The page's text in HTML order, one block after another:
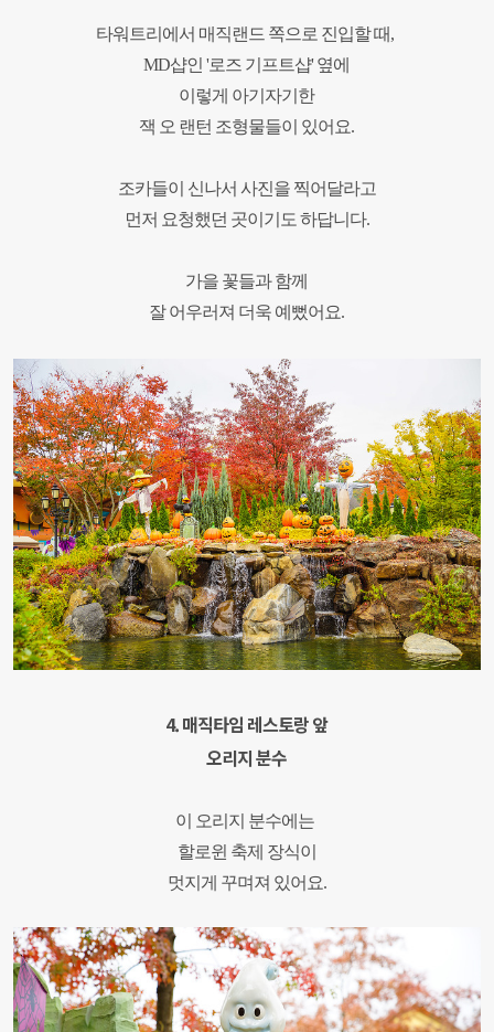
타워트리에서 매직랜드 쪽으로 진입할 때,
MD샵인 '로즈 기프트샵' 옆에
이렇게 아기자기한
잭 오 랜턴 조형물들이 있어요.
조카들이 신나서 사진을 찍어달라고
먼저 요청했던 곳이기도 하답니다.
가을 꽃들과 함께
잘 어우러져 더욱 예뻤어요.
4. 매직타임 레스토랑 앞
오리지 분수
이 오리지 분수에는
할로윈 축제 장식이
멋지게 꾸며져 있어요.